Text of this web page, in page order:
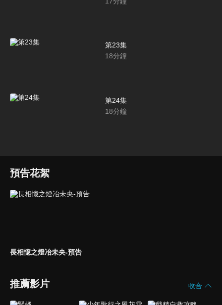
第23集
18分鐘
第24集
18分鐘
預告花絮
長相憶之燈冶未央-預告
推薦影片 收合